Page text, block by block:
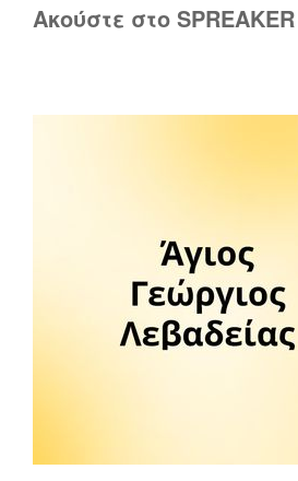
Ακούστε στο SPREAKER